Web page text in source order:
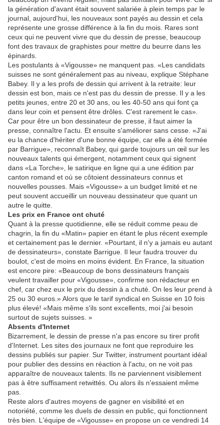
la génération d'avant était souvent salariée à plein temps par le
journal, aujourd'hui, les nouveaux sont payés au dessin et cela
représente une grosse différence à la fin du mois. Rares sont
ceux qui ne peuvent vivre que du dessin de presse, beaucoup
font des travaux de graphistes pour mettre du beurre dans les
épinards.
Les postulants à «Vigousse» ne manquent pas. «Les candidats
suisses ne sont généralement pas au niveau, explique Stéphane
Babey. Il y a les profs de dessin qui arrivent à la retraite: leur
dessin est bon, mais ce n'est pas du dessin de presse. Il y a les
petits jeunes, entre 20 et 30 ans, ou les 40-50 ans qui font ça
dans leur coin et pensent être drôles. C'est rarement le cas».
Car pour être un bon dessinateur de presse, il faut aimer la
presse, connaître l'actu. Et ensuite s'améliorer sans cesse. «J'ai
eu la chance d'hériter d'une bonne équipe, car elle a été formée
par Barrigue», reconnaît Babey, qui garde toujours un œil sur les
nouveaux talents qui émergent, notamment ceux qui signent
dans «La Torche», le satirique en ligne qui a une édition par
canton romand et où se côtoient dessinateurs connus et
nouvelles pousses. Mais «Vigousse» a un budget limité et ne
peut souvent accueillir un nouveau dessinateur que quant un
autre le quitte.
Les prix en France ont chuté
Quant à la presse quotidienne, elle se réduit comme peau de
chagrin, la fin du «Matin» papier en étant le plus récent exemple
et certainement pas le dernier. «Pourtant, il n'y a jamais eu autant
de dessinateurs», constate Barrigue. Il leur faudra trouver du
boulot, c'est de moins en moins évident. En France, la situation
est encore pire: «Beaucoup de bons dessinateurs français
veulent travailler pour «Vigousse», confirme son rédacteur en
chef, car chez eux le prix du dessin à a chuté. On les leur prend à
25 ou 30 euros.» Alors que le tarif syndical en Suisse en 10 fois
plus élevé! «Mais même s'ils sont excellents, moi j'ai besoin
surtout de sujets suisses. »
Absents d'Internet
Bizarrement, le dessin de presse n'a pas encore su tirer profit
d'Internet. Les sites des journaux ne font que reproduire les
dessins publiés sur papier. Sur Twitter, instrument pourtant idéal
pour publier des dessins en réaction à l'actu, on ne voit pas
apparaître de nouveaux talents. Ils ne parviennent visiblement
pas à être suffisament retwittés. Ou alors ils n'essaient même
pas.
Reste alors d'autres moyens de gagner en visibilité et en
notoriété, comme les duels de dessin en public, qui fonctionnent
très bien. L'équipe de «Vigousse» en propose un ce vendredi 14